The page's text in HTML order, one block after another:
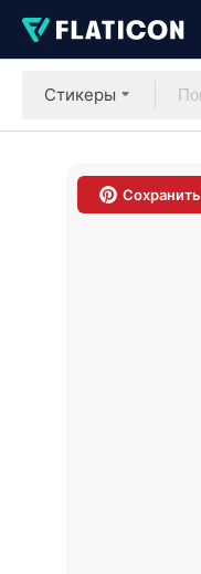
Стикеры
Сохранить